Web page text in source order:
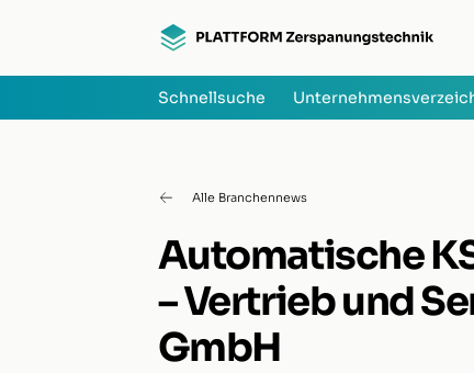
Schnellsuche
Alle Branchennews
Automatische
– Vertrieb und
GmbH